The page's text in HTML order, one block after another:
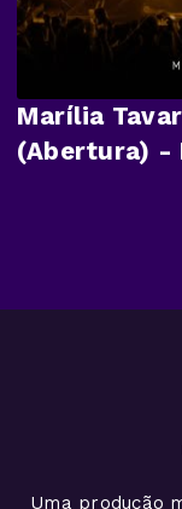
Marília
(Abertura) -
Uma produção